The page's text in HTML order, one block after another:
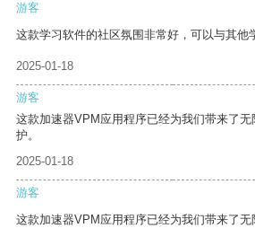
游客
这款学习软件的社区氛围非常好，可以与其他
2025-01-18
游客
这款加速器VPM应用程序已经为我们带来了
护。
2025-01-18
游客
这款加速器VPM应用程序已经为我们带来了无